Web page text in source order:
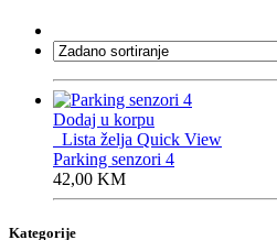
Dodaj u korpu
Lista želja Quick View
Parking senzori 4
42,00 KM
Kategorije